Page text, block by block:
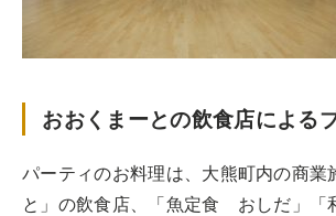
おおくまーとの飲食店による
パーティのお料理は、大熊町内の商業
と」の飲食店、「魚定食 おしだ」「